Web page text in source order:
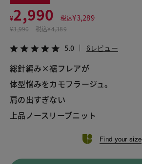
¥2,990 税込¥3,289
¥3,990 税込¥4,389
5.0 6レビュー
総針編み×裾フレアが
体型悩みをカモフラージュ。
肩の出すぎない
上品ノースリーブニット
Find your size